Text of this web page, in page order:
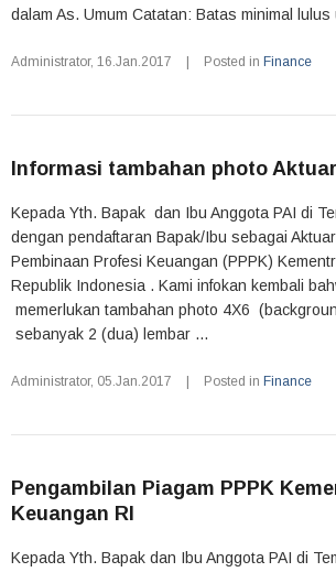
dalam As. Umum Catatan: Batas minimal lulus
Administrator, 16.Jan.2017 Posted in Finance
Informasi tambahan photo
Kepada Yth. Bapak dan Ibu Anggota PAI di
dengan pendaftaran Bapak/Ibu sebagai
Pembinaan Profesi Keuangan (PPPK)
Republik Indonesia . Kami infokan kembali
memerlukan tambahan photo 4X6
sebanyak 2 (dua) lembar ...
Administrator, 05.Jan.2017 Posted in Finance
Pengambilan Piagam PPPK
Keuangan RI
Kepada Yth. Bapak dan Ibu Anggota PAI di